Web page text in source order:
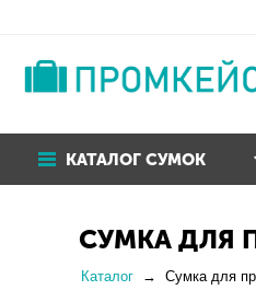
КАТАЛОГ СУМОК
СУМКА ДЛЯ
Каталог Сумка для